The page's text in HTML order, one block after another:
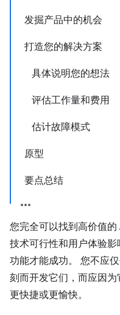
发掘产品中的机会
打造您的解决方案
具体说明您的想法
评估工作量和费用
估计故障模式
原型
要点总结
您完全可以找到高价值
技术可行性和用户体验
功能才能成功。 您不应
刻而开发它们，而应因为
更快捷或更愉快。